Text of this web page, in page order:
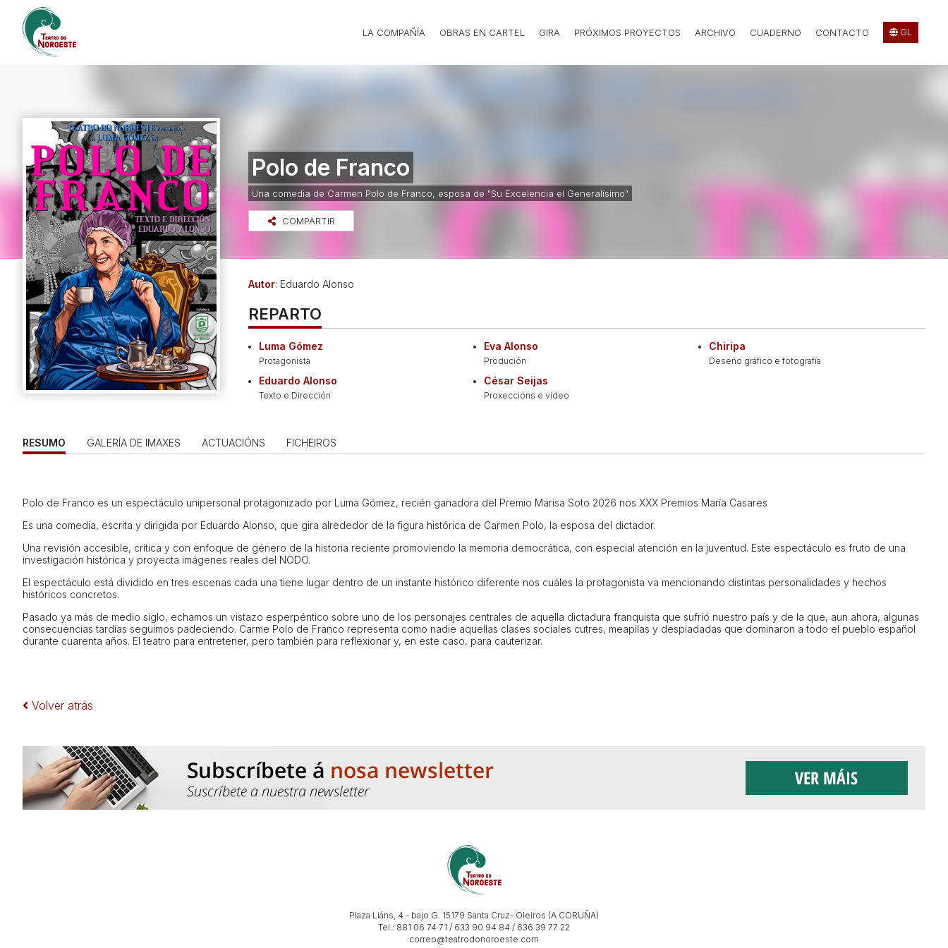
LA COMPAÑÍA OBRAS EN CARTEL GIRA PRÓXIMOS PROYECTOS ARCHIVO CUADERNO CONTACTO GL
Polo de Franco
Una comedia de Carmen Polo de Franco, esposa de "Su Excelencia el Generalísimo"
COMPARTIR
Autor: Eduardo Alonso
REPARTO
Luma Gómez
Protagonista
Eduardo Alonso
Texto e Dirección
Eva Alonso
Produción
César Seijas
Proxeccións e vídeo
Chiripa
Deseño gráfico e fotografía
RESUMO GALERÍA DE IMAXES ACTUACIÓNS FICHEIROS
Polo de Franco es un espectáculo unipersonal protagonizado por Luma Gómez, recién ganadora del Premio Marisa Soto 2026 nos XXX Premios María Casares
Es una comedia, escrita y dirigida por Eduardo Alonso, que gira alrededor de la figura histórica de Carmen Polo, la esposa del dictador.
Una revisión accesible, crítica y con enfoque de género de la historia reciente promoviendo la memoria democrática, con especial atención en la juventud. Este espectáculo es fruto de una
investigación histórica y proyecta imágenes reales del NODO.
El espectáculo está dividido en tres escenas cada una tiene lugar dentro de un instante histórico diferente nos cuáles la protagonista va mencionando distintas personalidades y hechos
históricos concretos.
Pasado ya más de medio siglo, echamos un vistazo esperpéntico sobre uno de los personajes centrales de aquella dictadura franquista que sufrió nuestro país y de la que, aun ahora, algunas
consecuencias tardías seguimos padeciendo. Carme Polo de Franco representa como nadie aquellas clases sociales cutres, meapilas y despiadadas que dominaron a todo el pueblo español
durante cuarenta años. El teatro para entretener, pero también para reflexionar y, en este caso, para cauterizar.
Volver atrás
Plaza Liáns, 4 - bajo G. 15179 Santa Cruz- Oleiros (A CORUÑA)
Tel.: 881 06 74 71 / 633 90 94 84 / 636 39 77 22
correo@teatrodonoroeste.com